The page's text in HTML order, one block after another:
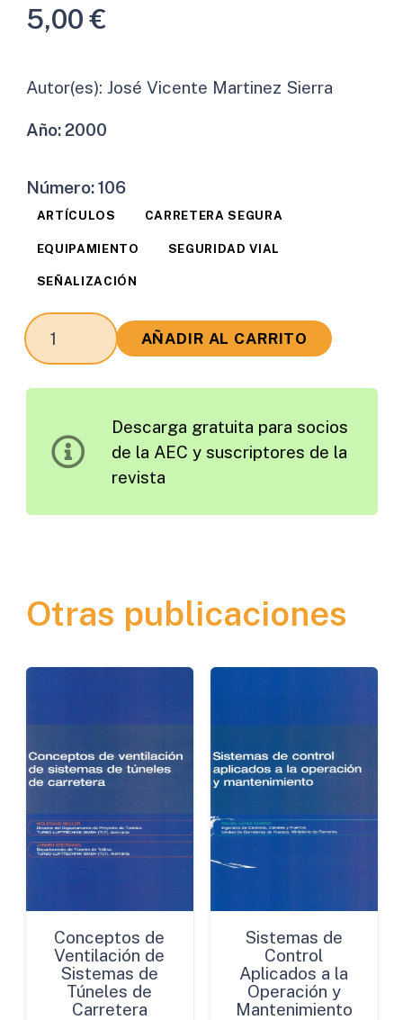
5,00€
Autor(es): José Vicente Martinez Sierra
Año:2000
Número:106
ARTÍCULOS CARRETERA SEGURA
EQUIPAMIENTO SEGURIDAD VIAL
SEÑALIZACIÓN
La
Necesidad
Tráfico
AÑADIR AL CARRITO
Descarga gratuita para socios
de la AEC y suscriptores de la
revista
Otras publicaciones
Conceptos de
Ventilación de
Sistemas de
Túneles de
Carretera
Sistemas de
Control
Aplicados a la
Operación y
Mantenimiento